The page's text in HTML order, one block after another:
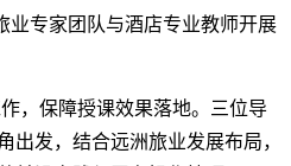
业专家团队与酒店专业教师开展
，保障授课效果落地。三位导
发，结合远洲旅业发展布局，